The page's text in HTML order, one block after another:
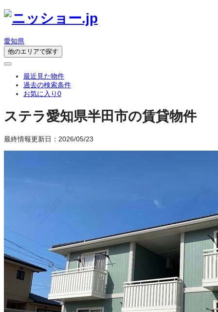
愛知県
他のエリアで探す
最近見た物件
過去の検索条件
お気に入り0
ステラ愛知県半田市の賃貸物件
最終情報更新日：2026/05/23